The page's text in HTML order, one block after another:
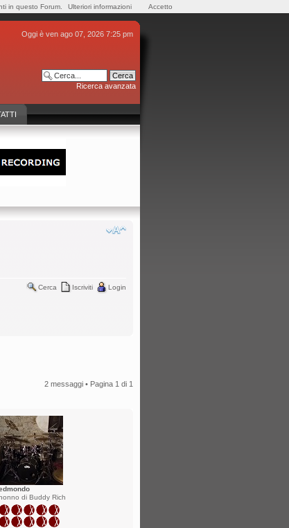
Oggi è ven ago 07, 2026 7:25 pm
Ricerca avanzata
Cerca Iscriviti Login
2 messaggi • Pagina 1 di 1
di Buddy Rich
in questo Forum. Ulteriori informazioni Accetto